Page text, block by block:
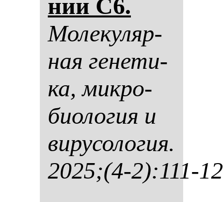
нии C6.
Мо­ле­ку­ляр­
ная ге­не­ти­
ка, мик­ро­
би­оло­гия и
ви­ру­со­ло­гия.
2025;(4-2):111-